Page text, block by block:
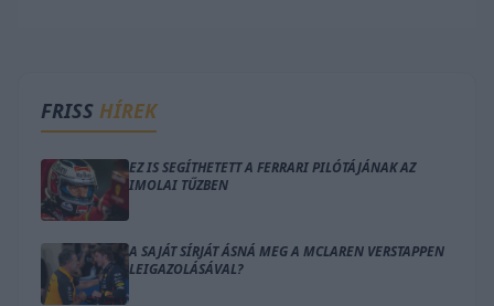
FRISS HÍREK
EZ IS SEGÍTHETETT A FERRARI PILÓTÁJÁNAK AZ
IMOLAI TŰZBEN
A SAJÁT SÍRJÁT ÁSNÁ MEG A MCLAREN VERSTAPPEN
LEIGAZOLÁSÁVAL?